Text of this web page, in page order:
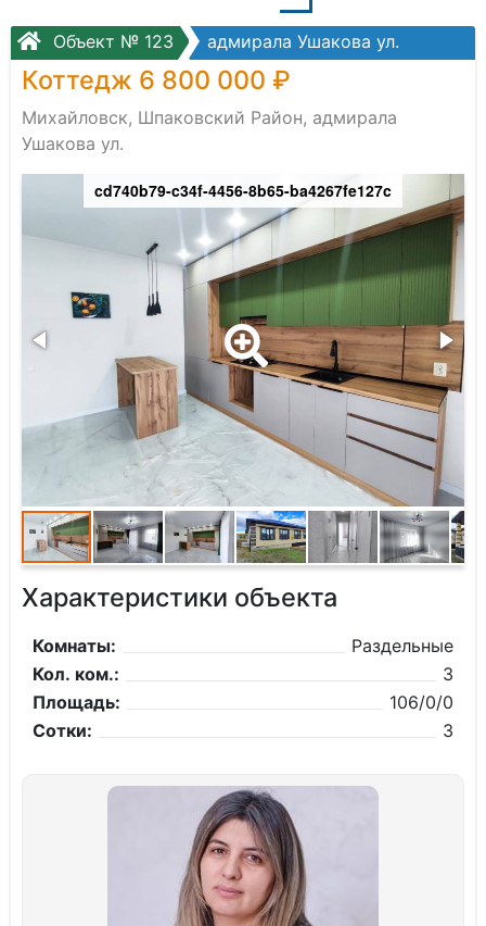
Объект № 123 адмирала Ушакова ул.
Коттедж 6 800 000 ₽
Михайловск, Шпаковский Район, адмирала
Ушакова ул.
cd740b79-c34f-4456-8b65-ba4267fe127c
Характеристики объекта
Комнаты:
Раздельные
Кол. ком.:
3
Площадь:
106/0/0
Сотки:
3